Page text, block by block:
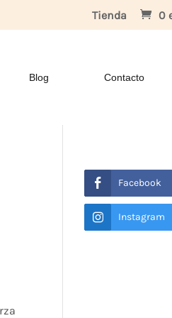
Tienda 0
Blog Contacto
Facebook
Instagram